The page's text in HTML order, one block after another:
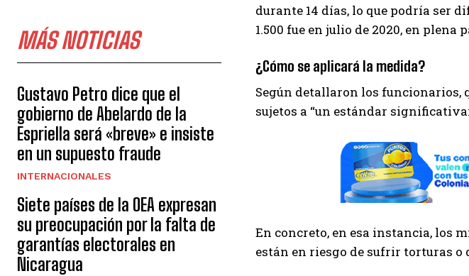
MÁS NOTICIAS
Gustavo Petro dice que el
gobierno de Abelardo de la
Espriella será «breve» e insiste
en un supuesto fraude
INTERNACIONALES
Siete países de la OEA expresan
su preocupación por la falta de
garantías electorales en
Nicaragua
durante 14 días, lo que podría ser
1.500 fue en julio de 2020, en plena
¿Cómo se aplicará la medida?
Según detallaron los funcionarios,
sujetos a “un estándar
En concreto, en esa instancia, los
están en riesgo de sufrir torturas o